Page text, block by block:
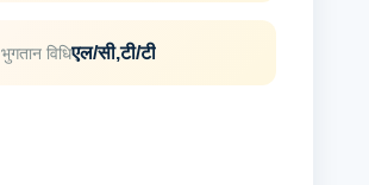
भुगतान विधिएल/सी,टी/टी